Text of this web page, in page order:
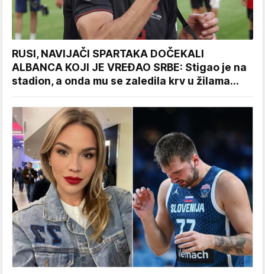
RUSI, NAVIJAČI SPARTAKA DOČEKALI
ALBANCA KOJI JE VREĐAO SRBE: Stigao je na
stadion, a onda mu se zaledila krv u žilama...